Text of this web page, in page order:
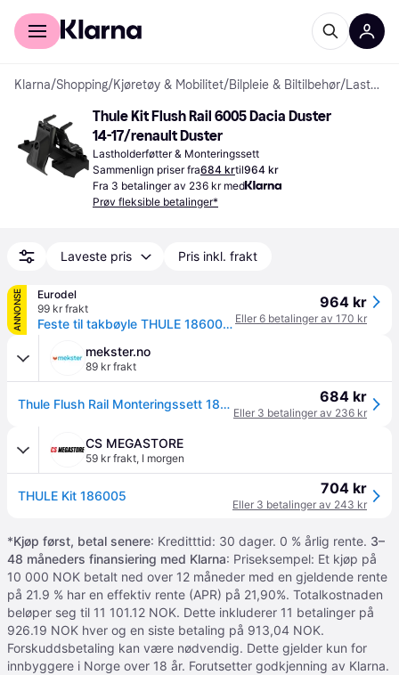
For kunder
Klarna/Shopping/Kjøretøy & Mobilitet/Bilpleie & Biltilbehør/ Lastholderføtter & Monteringssett
Thule Kit Flush Rail 6005 Dacia Duster
14-17/renault Duster
Lastholderføtter & Monteringssett
Sammenlign priser fra684 krtil964 kr
Fra 3 betalinger av 236 kr med
Prøv fleksible betalinger*
Laveste pris Pris inkl. frakt
ANNONSE
Eurodel
99 kr frakt
Feste til takbøyle THULE 186005 DACIA Duster
964 kr
Eller 6 betalinger av 170 kr
mekster.no
89 kr frakt
Thule Flush Rail Monteringssett 186005/6005 - 4-pakning 684 kr
Eller 3 betalinger av 236 kr
CS MEGASTORE
59 kr frakt, I morgen
THULE Kit 186005 704 kr
Eller 3 betalinger av 243 kr
*Kjøp først, betal senere: Kreditttid: 30 dager. 0 % årlig rente. 3–
48 måneders finansiering med Klarna: Priseksempel: Et kjøp på
10 000 NOK betalt ned over 12 måneder med en gjeldende rente
på 21.9 % har en effektiv rente (APR) på 21,90%. Totalkostnaden
beløper seg til 11 101.12 NOK. Dette inkluderer 11 betalinger på
926.19 NOK hver og en siste betaling på 913,04 NOK.
Forskuddsbetaling kan være nødvendig. Dette gjelder kun for
innbyggere i Norge over 18 år. Forutsetter godkjenning av Klarna.